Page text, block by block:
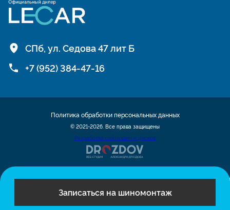
Записаться на шиномонтаж
СПб, ул. Седова 47 лит Б
+7 (952) 384-47-16
© 2021-2026. Все права защищены
Разработка сайта шин и дисков
Политика обработки персональных данных